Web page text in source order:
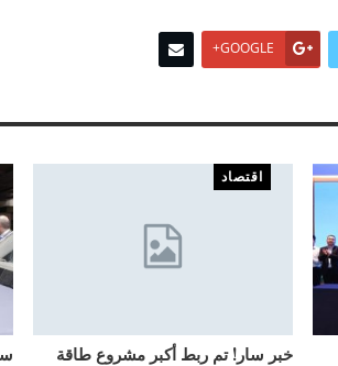
GOOGLE+
اقتصاد
خبر سار! تم ربط أكبر مشروع طاقة